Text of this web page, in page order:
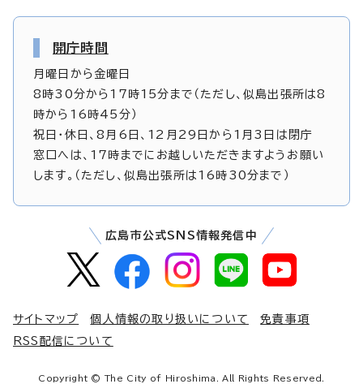
開庁時間
月曜日から金曜日
8時30分から17時15分まで（ただし、似島出張所は8
時から16時45分）
祝日・休日、8月6日、12月29日から1月3日は閉庁
窓口へは、17時までにお越しいただきますようお願い
します。（ただし、似島出張所は16時30分まで）
広島市公式SNS情報発信中
サイトマップ 個人情報の取り扱いについて
免責事項
RSS配信について
Copyright © The City of Hiroshima. All Rights Reserved.